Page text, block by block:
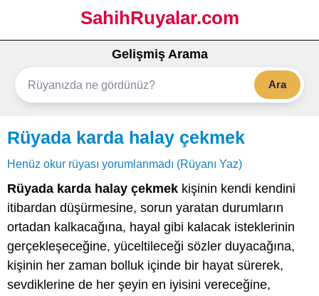
SahihRuyalar.com
Gelişmiş Arama
Ara
Rüyada karda halay çekmek
Henüz okur rüyası yorumlanmadı (Rüyanı Yaz)
Rüyada karda halay çekmek kişinin kendi kendini
itibardan düşürmesine, sorun yaratan durumların
ortadan kalkacağına, hayal gibi kalacak isteklerinin
gerçekleşeceğine, yüceltileceği sözler duyacağına,
kişinin her zaman bolluk içinde bir hayat sürerek,
sevdiklerine de her şeyin en iyisini vereceğine,